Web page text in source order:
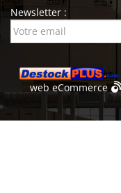
Newsletter :
webeCommerce